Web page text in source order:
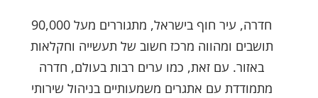
חדרה, עיר חוף בישראל, מתגוררים מעל 90,000
תושבים ומהווה מרכז חשוב של תעשייה וחקלאות
באזור. עם זאת, כמו ערים רבות בעולם, חדרה
מתמודדת עם אתגרים משמעותיים בניהול שירותי